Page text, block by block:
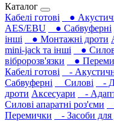
Каталог
Кабелі готові
●
AES/EBU
● Сабвуферні
інші
● Монтажні дроти
mini-jack та інші
●
вібророзв'язки
●
Кабелі готові
-
Сабвуферні
Силові -
дроти Аксесуари -
Силові апаратні роз'єми
Перемички
- Засоби для